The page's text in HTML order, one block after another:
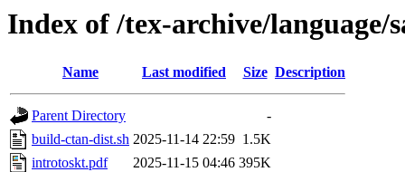
Index of /tex-archive/language/
Name Last modified Size Description
Parent Directory
-
build-ctan-dist.sh 2025-11-14 22:59 1.5K
introtoskt.pdf
2025-11-15 04:46 395K